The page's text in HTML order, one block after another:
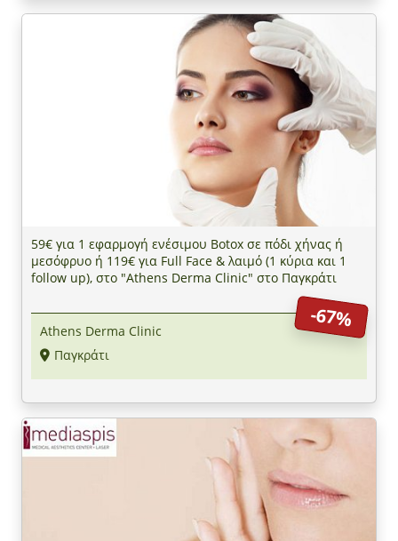
59€ για 1 εφαρμογή ενέσιμου Botox σε πόδι χήνας ή
μεσόφρυο ή 119€ για Full Face & λαιμό (1 κύρια και 1
follow up), στο "Athens Derma Clinic" στο Παγκράτι
-67%
Athens Derma Clinic
Παγκράτι